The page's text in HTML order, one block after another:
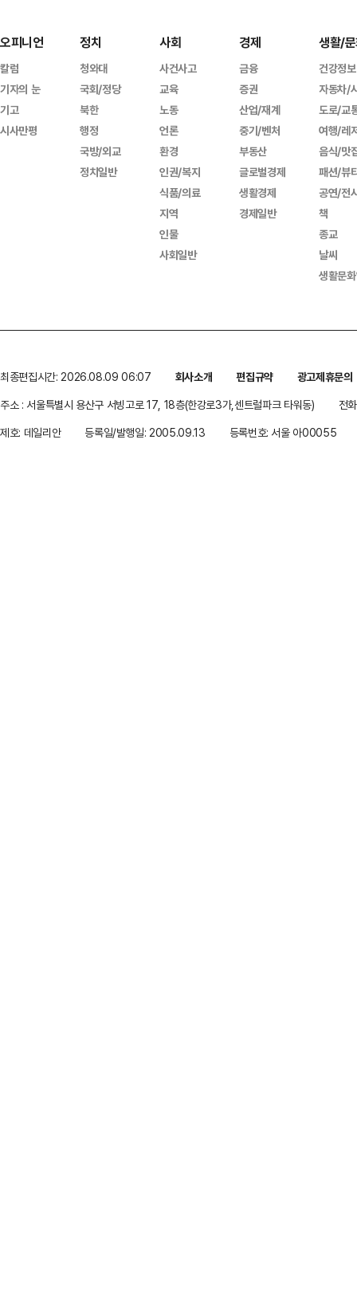
오피니언
칼럼
기자의 눈
기고
시사만평
정치
청와대
국회/정당
북한
행정
국방/외교
정치일반
사회
사건사고
교육
노동
언론
환경
인권/복지
식품/의료
지역
인물
사회일반
경제
금융
증권
산업/재계
중기/벤처
부동산
글로벌경제
생활경제
경제일반
생활/
건강정보
자동차/
도로/교
여행/레
음식/맛
패션/뷰
공연/전
책
종교
날씨
생활문
최종편집시간: 2026.08.09 06:07 회사소개 편집규약
광고제휴문의
주소 : 서울특별시 용산구 서빙고로 17, 18층(한강로3가,센트럴파크 타워동)
전
제호: 데일리안
등록일/발행일: 2005.09.13 등록번호: 서울 아00055